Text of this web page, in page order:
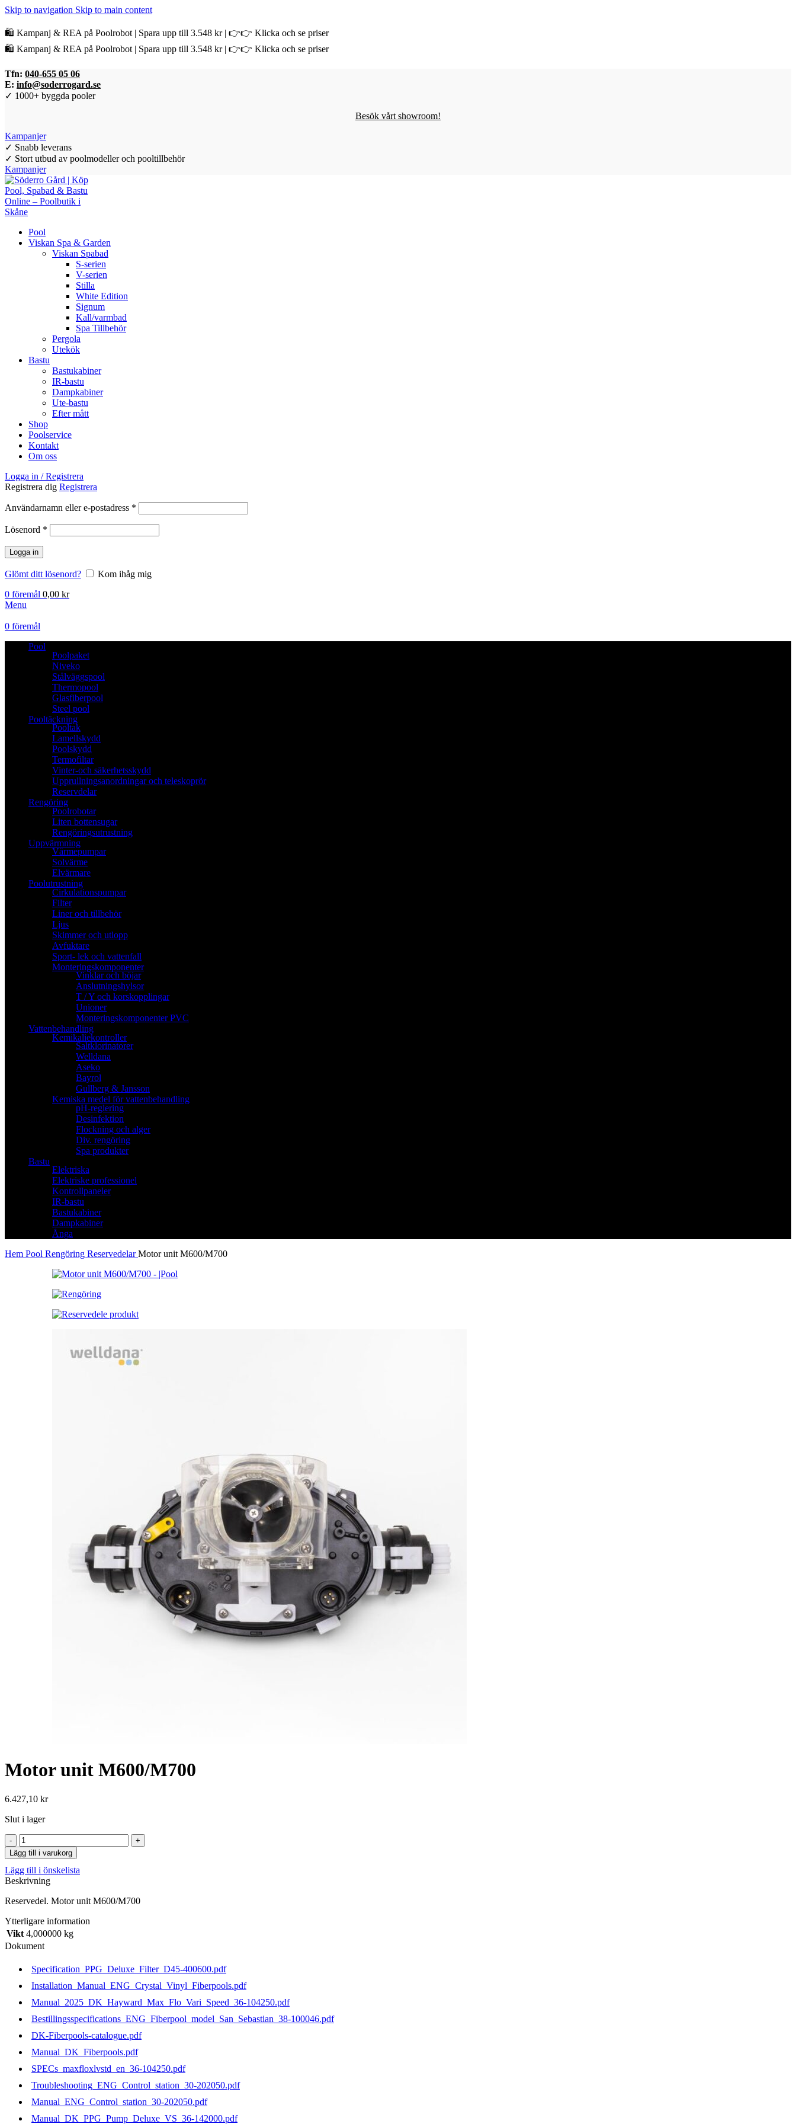
Skip to navigation Skip to main content
🛍️ Kampanj & REA på Poolrobot | Spara upp till 3.548 kr | 👉👉 Klicka och se priser
🛍️ Kampanj & REA på Poolrobot | Spara upp till 3.548 kr | 👉👉 Klicka och se priser
Tfn: 040-655 05 06
E: info@soderrogard.se
✓ 1000+ byggda pooler
Besök vårt showroom!
Kampanjer
✓ Snabb leverans
✓ Stort utbud av poolmodeller och pooltillbehör
Kampanjer
Pool
Viskan Spa & Garden
Viskan Spabad
S-serien
V-serien
Stilla
White Edition
Signum
Kall/varmbad
Spa Tillbehör
Pergola
Utekök
Bastu
Bastukabiner
IR-bastu
Dampkabiner
Ute-bastu
Efter mått
Shop
Poolservice
Kontakt
Om oss
Logga in / Registrera
Registrera dig Registrera
Användarnamn eller e-postadress *
Lösenord *
Logga in
Glömt ditt lösenord?
Kom ihåg mig
0 föremål 0,00 kr
Menu
0 föremål
Pool
Poolpaket
Niveko
Stålväggspool
Thermopool
Glasfiberpool
Steel pool
Pooltäckning
Pooltak
Lamellskydd
Poolskydd
Termofiltar
Vinter-och säkerhetsskydd
Upprullningsanordningar och teleskoprör
Reservdelar
Rengöring
Poolrobotar
Liten bottensugar
Rengöringsutrustning
Uppvärmning
Värmepumpar
Solvärme
Elvärmare
Poolutrustning
Cirkulationspumpar
Filter
Liner och tillbehör
Ljus
Skimmer och utlopp
Avfuktare
Sport- lek och vattenfall
Monteringskomponenter
Vinklar och böjar
Anslutningshylsor
T / Y och korskopplingar
Unioner
Monteringskomponenter PVC
Vattenbehandling
Kemikaliekontroller
Saltklorinatorer
Welldana
Aseko
Bayrol
Gullberg & Jansson
Kemiska medel för vattenbehandling
pH-reglering
Desinfektion
Flockning och alger
Div. rengöring
Spa produkter
Bastu
Elektriska
Elektriske professionel
Kontrollpaneler
IR-bastu
Bastukabiner
Dampkabiner
Ånga
Hem Pool Rengöring ReservedelarMotor unit M600/M700
Motor unit M600/M700
6.427,10 kr
Slut i lager
Lägg till i varukorg
Lägg till i önskelista
Beskrivning
Reservedel. Motor unit M600/M700
Ytterligare information
Vikt 4,000000 kg
Dokument
Specification_PPG_Deluxe_Filter_D45-400600.pdf
Installation_Manual_ENG_Crystal_Vinyl_Fiberpools.pdf
Manual_2025_DK_Hayward_Max_Flo_Vari_Speed_36-104250.pdf
Bestillingsspecifications_ENG_Fiberpool_model_San_Sebastian_38-100046.pdf
DK-Fiberpools-catalogue.pdf
Manual_DK_Fiberpools.pdf
SPECs_maxfloxlvstd_en_36-104250.pdf
Troubleshooting_ENG_Control_station_30-202050.pdf
Manual_ENG_Control_station_30-202050.pdf
Manual_DK_PPG_Pump_Deluxe_VS_36-142000.pdf